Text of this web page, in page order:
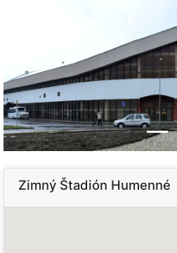
Predchádzajúca
Zimný Štadión Humenné